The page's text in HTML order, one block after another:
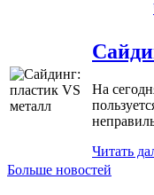
На
Читать
Больше новостей